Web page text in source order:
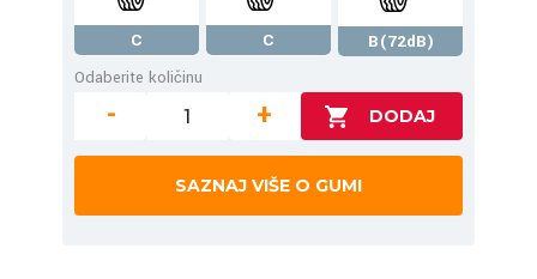
C C
B(72dB)
Odaberite količinu
- +
SAZNAJ VIŠE O GUMI